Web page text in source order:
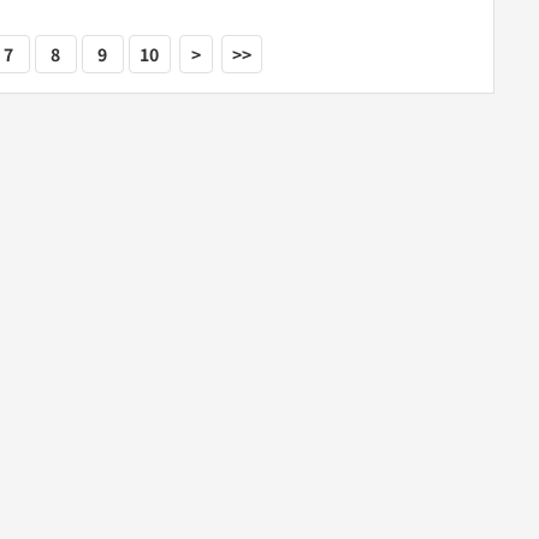
7 8 9 10 > >>